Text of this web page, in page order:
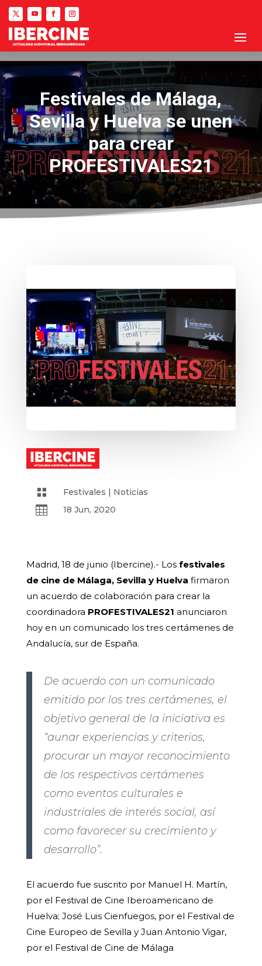
Festivales de Málaga,
Sevilla y Huelva se unen
para crear
PROFESTIVALES21
 Festivales | Noticias
 18 Jun, 2020
Madrid, 18 de junio (Ibercine).- Los festivales
de cine de Málaga, Sevilla y Huelva firmaron
un acuerdo de colaboración para crear la
coordinadora PROFESTIVALES21 anunciaron
hoy en un comunicado los tres certámenes de
Andalucía, sur de España.
De acuerdo con un comunicado
emitido por los tres certámenes, el
objetivo general de la iniciativa es
“aunar experiencias y criterios,
procurar un mayor reconocimiento
de los respectivos certámenes
como eventos culturales e
industriales de interés social, así
como favorecer su crecimiento y
desarrollo”.
El acuerdo fue suscrito por Manuel H. Martín,
por el Festival de Cine Iberoamericano de
Huelva; José Luis Cienfuegos, por el Festival de
Cine Europeo de Sevilla y Juan Antonio Vigar,
por el Festival de Cine de Málaga